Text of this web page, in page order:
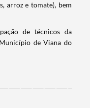
arroz e tomate), bem
de técnicos da
de Viana do